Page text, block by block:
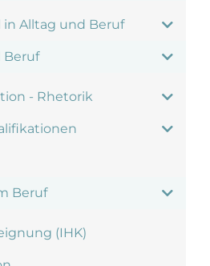
in Alltag und Beruf
Beruf
- Rhetorik
Beruf
(IHK)